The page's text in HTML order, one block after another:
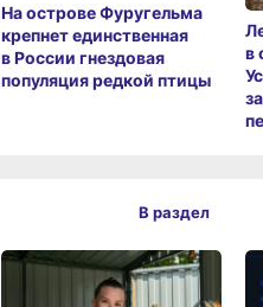
На острове Фуругельма
крепнет единственная
в России гнездовая
популяция редкой птицы
в
В раздел